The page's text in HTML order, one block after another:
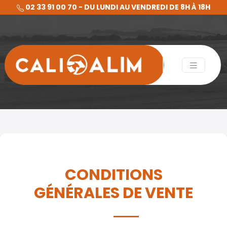
02 33 91 00 70 - DU LUNDI AU VENDREDI DE 8H À 18H
CONDITIONS
GÉNÉRALES DE VENTE